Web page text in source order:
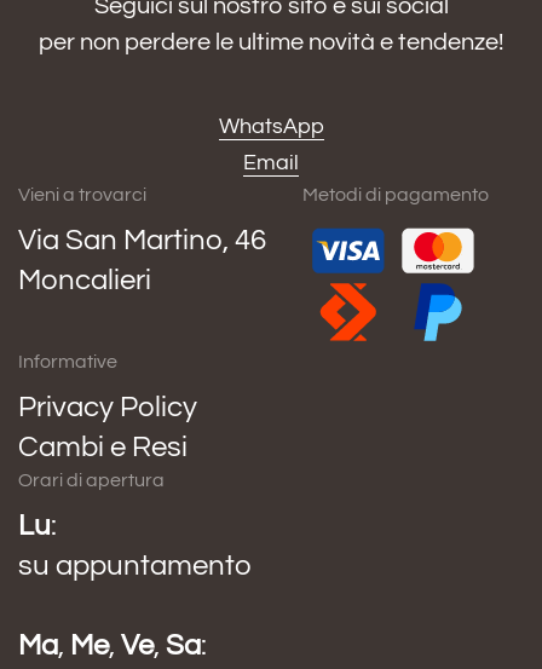
Seguici sul nostro sito e sui social
per non perdere le ultime novità e tendenze!
WhatsApp
Email
Vieni a trovarci
Via San Martino, 46
Moncalieri
Metodi di pagamento
Informative
Privacy Policy
Cambi e Resi
Orari di apertura
Lu:
su appuntamento
Ma, Me, Ve, Sa: